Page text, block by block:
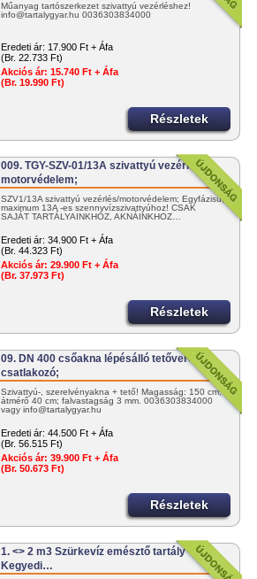
Műanyag tartószerkezet szivattyú vezérléshez!
info@tartalygyar.hu 0036303834000
Eredeti ár: 17.900 Ft + Áfa
(Br. 22.733 Ft)
Akciós ár: 15.740 Ft + Áfa
(Br. 19.990 Ft)
Részletek
009. TGY-SZV-01/13A szivattyú vezérlés /
motorvédelem;
SZV1/13A szivattyú vezérlés/motorvédelem; Egyfázisú,
maximum 13A -es szennyvízszivattyúhoz! CSAK
SAJÁT TARTÁLYAINKHOZ, AKNÁINKHOZ…
Eredeti ár: 34.900 Ft + Áfa
(Br. 44.323 Ft)
Akciós ár: 29.900 Ft + Áfa
(Br. 37.973 Ft)
Részletek
09. DN 400 csőakna lépésálló tetővel+2 db
csatlakozó;
Szivattyú-, szerelvényakna + tető! Magasság: 150 cm;
átmérő 40 cm; falvastagság 3 mm. 0036303834000
vagy info@tartalygyar.hu
Eredeti ár: 44.500 Ft + Áfa
(Br. 56.515 Ft)
Akciós ár: 39.900 Ft + Áfa
(Br. 50.673 Ft)
Részletek
1. <> 2 m3 Szürkevíz emésztő tartály
Kegyedi…